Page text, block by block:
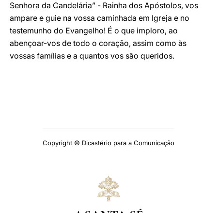
Senhora da Candelária” - Rainha dos Apóstolos, vos
ampare e guie na vossa caminhada em Igreja e no
testemunho do Evangelho! É o que imploro, ao
abençoar-vos de todo o coração, assim como às
vossas famílias e a quantos vos são queridos.
Copyright © Dicastério para a Comunicação